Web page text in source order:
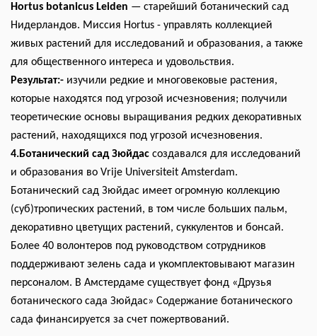
Hortus botanicus Leiden — старейший ботанический сад
Нидерландов. Миссия Hortus - управлять коллекцией
живых растений для исследований и образования, а также
для общественного интереса и удовольствия.
Результат:- изучили редкие и многовековые растения,
которые находятся под угрозой исчезновения; получили
теоретические основы выращивания редких декоративных
растений, находящихся под угрозой исчезновения.
4.Ботанический сад Зюйдас создавался для исследований
и образования во Vrije Universiteit Amsterdam.
Ботанический сад Зюйдас имеет огромную коллекцию
(суб)тропических растений, в том числе больших пальм,
декоративно цветущих растений, суккулентов и бонсай.
Более 40 волонтеров под руководством сотрудников
поддерживают зелень сада и укомплектовывают магазин
персоналом. В Амстердаме существует фонд «Друзья
ботанического сада Зюйдас» Содержание ботанического
сада финансируется за счет пожертвований.